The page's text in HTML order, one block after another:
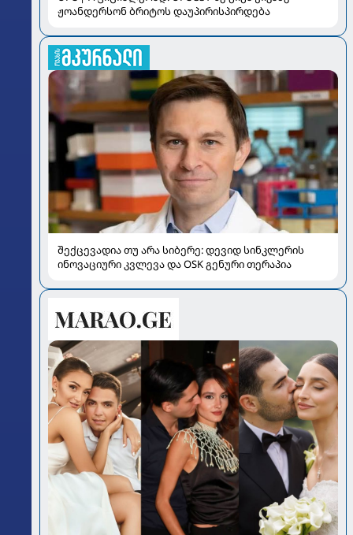
ჟოანდერსონ ბრიტოს დაუპირისპირდება
შექცევადია თუ არა სიბერე: დევიდ სინკლერის
ინოვაციური კვლევა და OSK გენური თერაპია